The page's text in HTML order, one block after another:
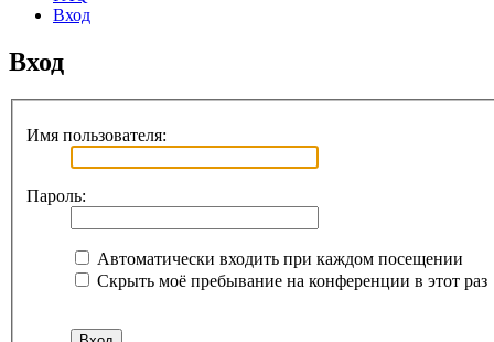
Вход
Вход
Имя пользователя:
Пароль:
Автоматически входить при каждом посещении
Скрыть моё пребывание на конференции в этот раз